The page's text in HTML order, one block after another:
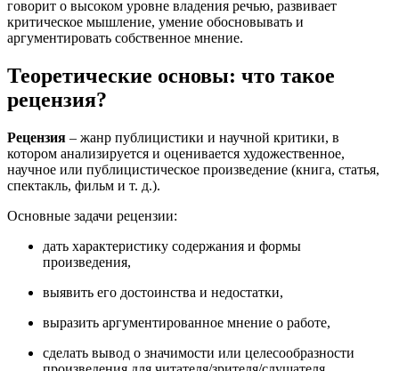
говорит о высоком уровне владения речью, развивает
критическое мышление, умение обосновывать и
аргументировать собственное мнение.
Теоретические основы: что такое
рецензия?
Рецензия – жанр публицистики и научной критики, в
котором анализируется и оценивается художественное,
научное или публицистическое произведение (книга, статья,
спектакль, фильм и т. д.).
Основные задачи рецензии:
дать характеристику содержания и формы
произведения,
выявить его достоинства и недостатки,
выразить аргументированное мнение о работе,
сделать вывод о значимости или целесообразности